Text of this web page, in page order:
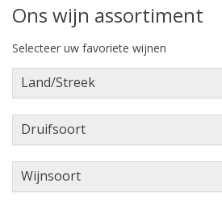
Ons wijn assortiment
Selecteer uw favoriete wijnen
Land/Streek
Druifsoort
Wijnsoort